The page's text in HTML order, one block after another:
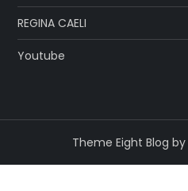
REGINA CAELI
Youtube
Theme Eight Blog by